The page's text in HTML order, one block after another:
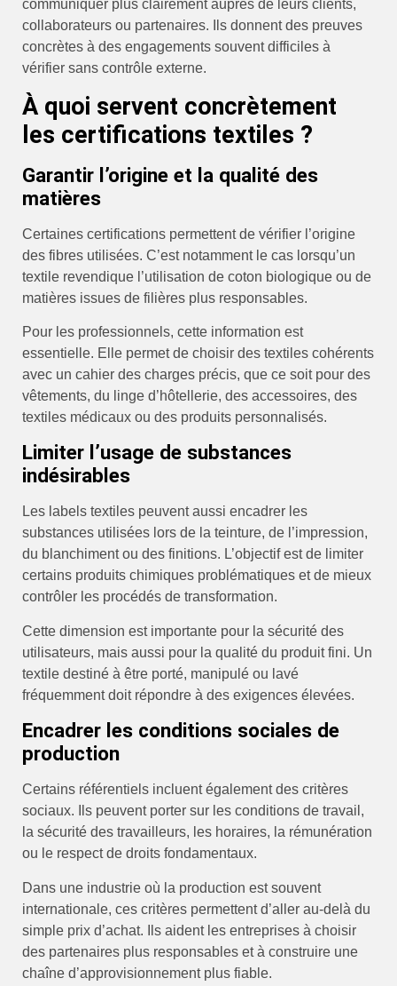
communiquer plus clairement auprès de leurs clients,
collaborateurs ou partenaires. Ils donnent des preuves
concrètes à des engagements souvent difficiles à
vérifier sans contrôle externe.
À quoi servent concrètement
les certifications textiles ?
Garantir l’origine et la qualité des
matières
Certaines certifications permettent de vérifier l’origine
des fibres utilisées. C’est notamment le cas lorsqu’un
textile revendique l’utilisation de coton biologique ou de
matières issues de filières plus responsables.
Pour les professionnels, cette information est
essentielle. Elle permet de choisir des textiles cohérents
avec un cahier des charges précis, que ce soit pour des
vêtements, du linge d’hôtellerie, des accessoires, des
textiles médicaux ou des produits personnalisés.
Limiter l’usage de substances
indésirables
Les labels textiles peuvent aussi encadrer les
substances utilisées lors de la teinture, de l’impression,
du blanchiment ou des finitions. L’objectif est de limiter
certains produits chimiques problématiques et de mieux
contrôler les procédés de transformation.
Cette dimension est importante pour la sécurité des
utilisateurs, mais aussi pour la qualité du produit fini. Un
textile destiné à être porté, manipulé ou lavé
fréquemment doit répondre à des exigences élevées.
Encadrer les conditions sociales de
production
Certains référentiels incluent également des critères
sociaux. Ils peuvent porter sur les conditions de travail,
la sécurité des travailleurs, les horaires, la rémunération
ou le respect de droits fondamentaux.
Dans une industrie où la production est souvent
internationale, ces critères permettent d’aller au-delà du
simple prix d’achat. Ils aident les entreprises à choisir
des partenaires plus responsables et à construire une
chaîne d’approvisionnement plus fiable.